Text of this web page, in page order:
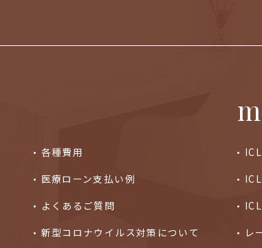
各種費用
医療ローン支払い例
よくあるご質問
新型コロナウイルス対策について
レ